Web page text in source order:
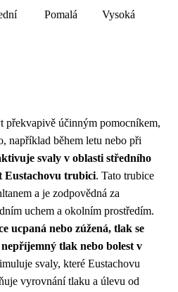
Pomalá Vysoká
překvapivě účinným pomocníkem,
například během letu nebo při
svaly v oblasti středního
Eustachovu trubici. Tato trubice
a je zodpovědná za
uchem a okolním prostředím.
ucpaná nebo zúžená, tlak se
tlak nebo bolest v
svaly, které Eustachovu
vyrovnání tlaku a úlevu od